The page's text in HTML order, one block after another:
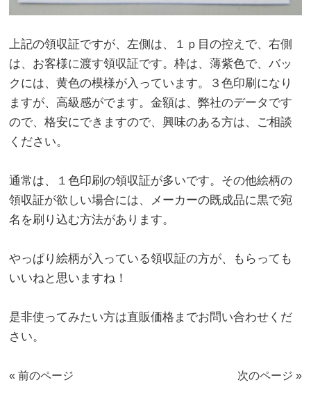
上記の領収証ですが、左側は、１ｐ目の控えで、右側
は、お客様に渡す領収証です。枠は、薄紫色で、バッ
クには、黄色の模様が入っています。３色印刷になり
ますが、高級感がでます。金額は、弊社のデータです
ので、格安にできますので、興味のある方は、ご相談
ください。
通常は、１色印刷の領収証が多いです。その他絵柄の
領収証が欲しい場合には、メーカーの既成品に黒で宛
名を刷り込む方法があります。
やっぱり絵柄が入っている領収証の方が、もらっても
いいねと思いますね！
是非使ってみたい方は直販価格までお問い合わせくだ
さい。
« 前のページ 次のページ »